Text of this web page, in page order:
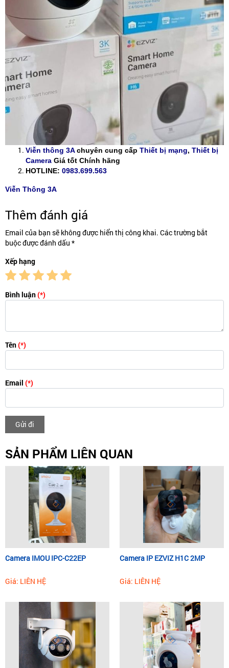
Viễn thông 3Achuyên cung cấp Thiết bị mạng, Thiết bị
Camera Giá tốt Chính hãng
HOTLINE: 0983.699.563
Viễn Thông 3A
Thêm đánh giá
Email của bạn sẽ không được hiển thị công khai. Các trường bắt
buộc được đánh dấu *
Xếp hạng
Bình luận(*)
Tên(*)
Email (*)
Gửi đi
SẢN PHẨM LIÊN QUAN
Camera IMOU IPC-C22EP
Giá: LIÊN HỆ
Camera IP EZVIZ H1C 2MP
Giá: LIÊN HỆ